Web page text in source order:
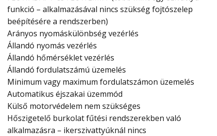
funkció – alkalmazásával nincs szükség fojtószelep
beépítésére a rendszerben)
Arányos nyomáskülönbség vezérlés
Állandó nyomás vezérlés
Állandó hőmérséklet vezérlés
Állandó fordulatszámú üzemelés
Minimum vagy maximum fordulatszámon üzemelés
Automatikus éjszakai üzemmód
Külső motorvédelem nem szükséges
Hőszigetelő burkolat fűtési rendszerekben való
alkalmazásra – ikerszivattyúknál nincs